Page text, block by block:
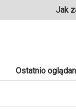
Jak
Ostatnio